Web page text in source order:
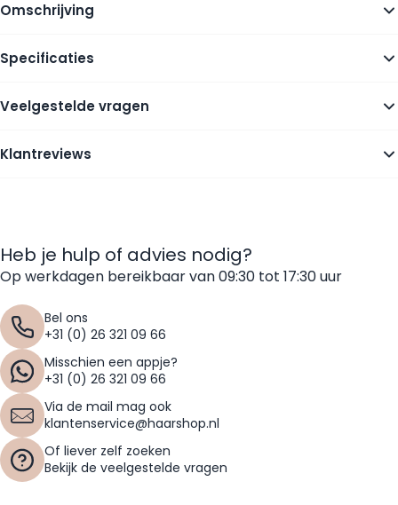
Omschrijving
Specificaties
Veelgestelde vragen
Klantreviews
Heb je hulp of advies nodig?
Op werkdagen bereikbaar van 09:30 tot 17:30 uur
Bel ons
+31 (0) 26 321 09 66
Misschien een appje?
+31 (0) 26 321 09 66
Via de mail mag ook
klantenservice@haarshop.nl
Of liever zelf zoeken
Bekijk de veelgestelde vragen